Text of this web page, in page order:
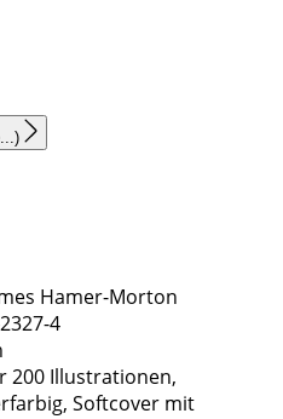
Hamer-Morton
4
200 Illustrationen,
Softcover mit